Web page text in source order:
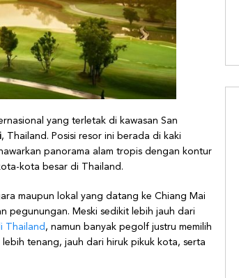
yang terletak di kawasan San
, Thailand. Posisi resor ini berada di kaki
panorama alam tropis dengan kontur
kota besar di Thailand.
maupun lokal yang datang ke Chiang Mai
pegunungan. Meski sedikit lebih jauh dari
Thailand , namun banyak pegolf justru memilih
tenang, jauh dari hiruk pikuk kota, serta